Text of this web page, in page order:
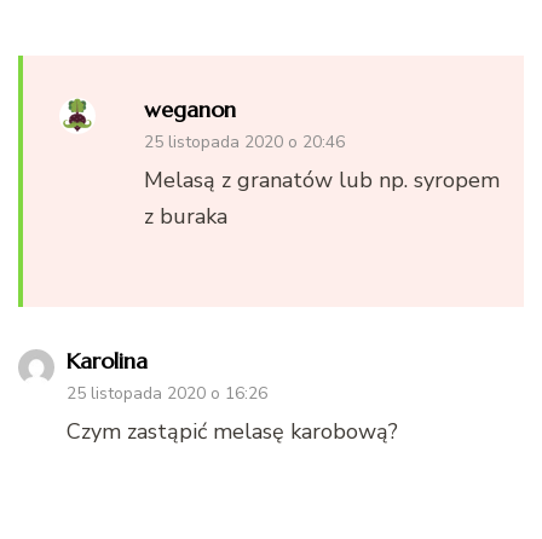
weganon
25 listopada 2020 o 20:46
Melasą z granatów lub np. syropem
z buraka
Karolina
25 listopada 2020 o 16:26
Czym zastąpić melasę karobową?